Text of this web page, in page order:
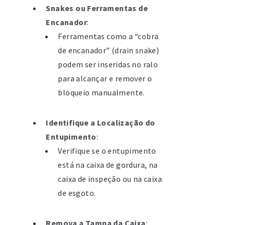
Piscina Municipal Salvaterra de
Magos
2120 Salvaterra de Magos
Tel.: 263 509 550
Fax: 263 509 501
email: desporto@cm-
Segurança Social Salvaterra de
Magos
Endereço: Av. Dr. Roberto Ferreira
Fonseca 5, 2120-095 Salvaterra de
Snakes ou Ferramentas de
Encanador:
Ferramentas como a “cobra
de encanador” (drain snake)
podem ser inseridas no ralo
para alcançar e remover o
bloqueio manualmente.
Identifique a Localização do
Entupimento:
Verifique se o entupimento
está na caixa de gordura, na
caixa de inspeção ou na caixa
de esgoto.
Remova a Tampa da Caixa: